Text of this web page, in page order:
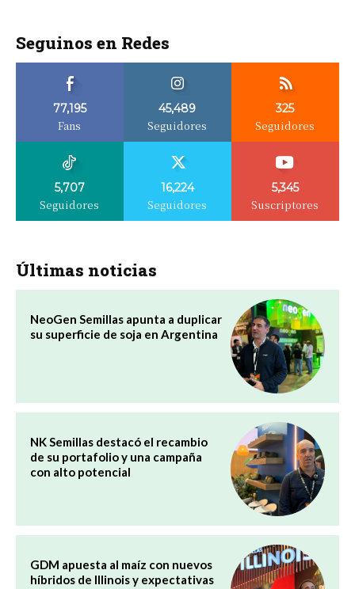
Seguinos en Redes
77,195
Fans
45,489
Seguidores
325
Seguidores
5,707
Seguidores
16,224
Seguidores
5,345
Suscriptores
Últimas noticias
NeoGen Semillas apunta a duplicar
su superficie de soja en Argentina
NK Semillas destacó el recambio
de su portafolio y una campaña
con alto potencial
GDM apuesta al maíz con nuevos
híbridos de Illinois y expectativas